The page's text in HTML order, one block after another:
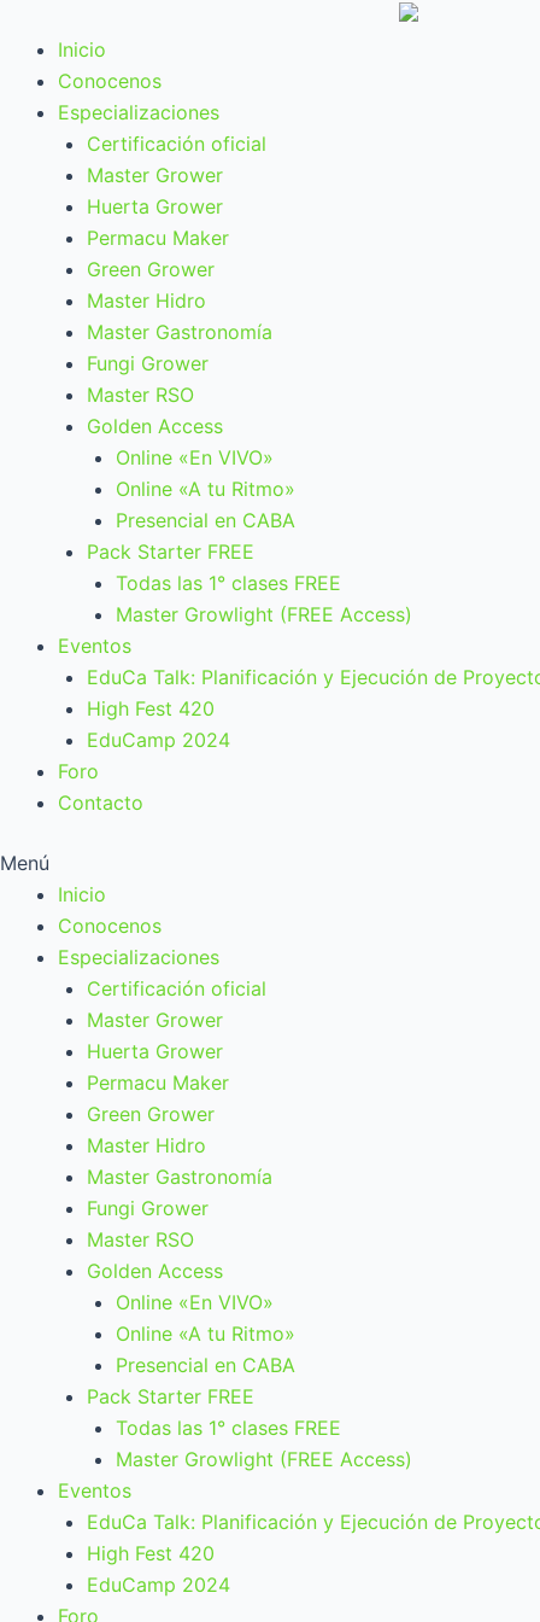
contenido
Inicio
Conocenos
Especializaciones
Certificación oficial
Master Grower
Huerta Grower
Permacu Maker
Green Grower
Master Hidro
Master Gastronomía
Fungi Grower
Master RSO
Golden Access
Online «En VIVO»
Online «A tu Ritmo»
Presencial en CABA
Pack Starter FREE
Todas las 1° clases FREE
Master Growlight (FREE Access)
Eventos
EduCa Talk: Planificación y Ejecución de
High Fest 420
EduCamp 2024
Foro
Contacto
Menú
Inicio
Conocenos
Especializaciones
Certificación oficial
Master Grower
Huerta Grower
Permacu Maker
Green Grower
Master Hidro
Master Gastronomía
Fungi Grower
Master RSO
Golden Access
Online «En VIVO»
Online «A tu Ritmo»
Presencial en CABA
Pack Starter FREE
Todas las 1° clases FREE
Master Growlight (FREE Access)
Eventos
EduCa Talk: Planificación y Ejecución de
High Fest 420
EduCamp 2024
Foro